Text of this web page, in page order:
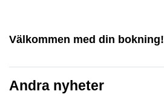
Välkommen med din bokning!
Andra nyheter